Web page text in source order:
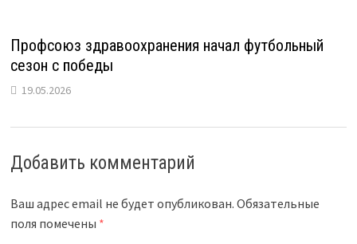
Профсоюз здравоохранения начал футбольный
сезон с победы
19.05.2026
Добавить комментарий
Ваш адрес email не будет опубликован. Обязательные
поля помечены *